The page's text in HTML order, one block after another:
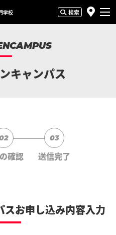
学校 検索
キャンパス
確認
03
送信完了
お申し込み内容入力